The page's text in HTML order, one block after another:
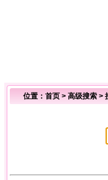
位置： 首页 > 高级搜索 >